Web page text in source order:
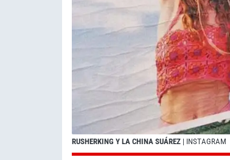
RUSHERKING Y LA CHINA SUÁREZ | INSTAGRAM